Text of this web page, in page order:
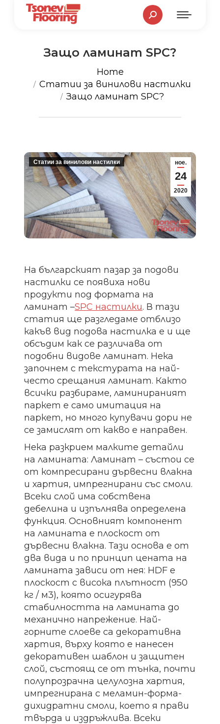
Search:
Защо ламинат SPC?
Home
Статии за винилови настилки
Защо ламинат SPC?
ное.
24
2020
Статии за винилови настилки
На българският пазар за подови
настилки се появиха нови
продукти под формата на
ламинат –SPC настилки. В тази
статия ще разгледаме отблизо
какъв вид подова настилка е и ще
обсъдим как се различава от
подобни видове ламинат. Нека
започнем с текстурата на най-
често срещания ламинат. Както
всички разбираме, ламинираният
паркет е само имитация на
паркет, но много купувачи дори не
се замислят от какво е направен.
Нека разкрием малките детайли
на ламината: Ламинат – състои се
от компресирани дървесни влакна
и хартия, импрегнирани със смоли.
Всеки слой има собствена
дебелина и изпълнява определена
функция. Основният компонент
на ламината е плоскост от
дървесни влакна. Тази основа е от
два вида и по принцип цената на
ламината зависи от нея: HDF е
плоскост с висока плътност (950
кг / м3), която осигурява
стабилността на ламината до
механично напрежение. Най-
горните слоеве са декоративна
хартия, върху която е нанесен
декоративен шаблон и защитен
слой, състоящ се от тънка, почти
полупрозрачна целулозна хартия,
импрегнирана с меламин-форма-
дихидратни смоли, което я прави
твърда и издръжлива. Всеки